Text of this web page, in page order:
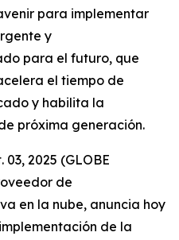
para implementar
y
para el futuro, que
el tiempo de
y habilita la
próxima generación.
03, 2025 (GLOBE
de
en la nube, anuncia hoy
de la